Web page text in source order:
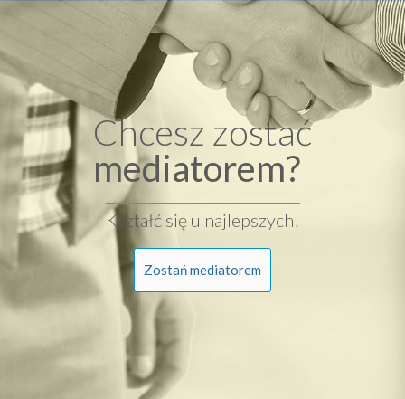
Chcesz zostać
mediatorem?
Kształć się u najlepszych!
Zostań mediatorem